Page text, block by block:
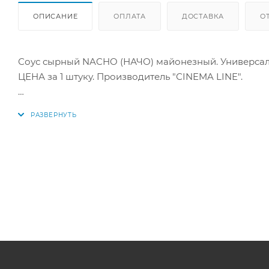
ОПИСАНИЕ ОПЛАТА ДОСТАВКА
Соус сырный NACHO (НАЧО) майонезный.
ЦЕНА за 1 штуку. Производитель "СINEMA LINE".